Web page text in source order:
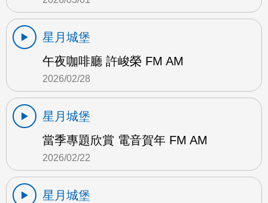
星月城堡
午夜咖啡廳 許峻榮 FM AM
2026/02/28
星月城堡
當季專題欣賞 電音賀年 FM AM
2026/02/22
星月城堡